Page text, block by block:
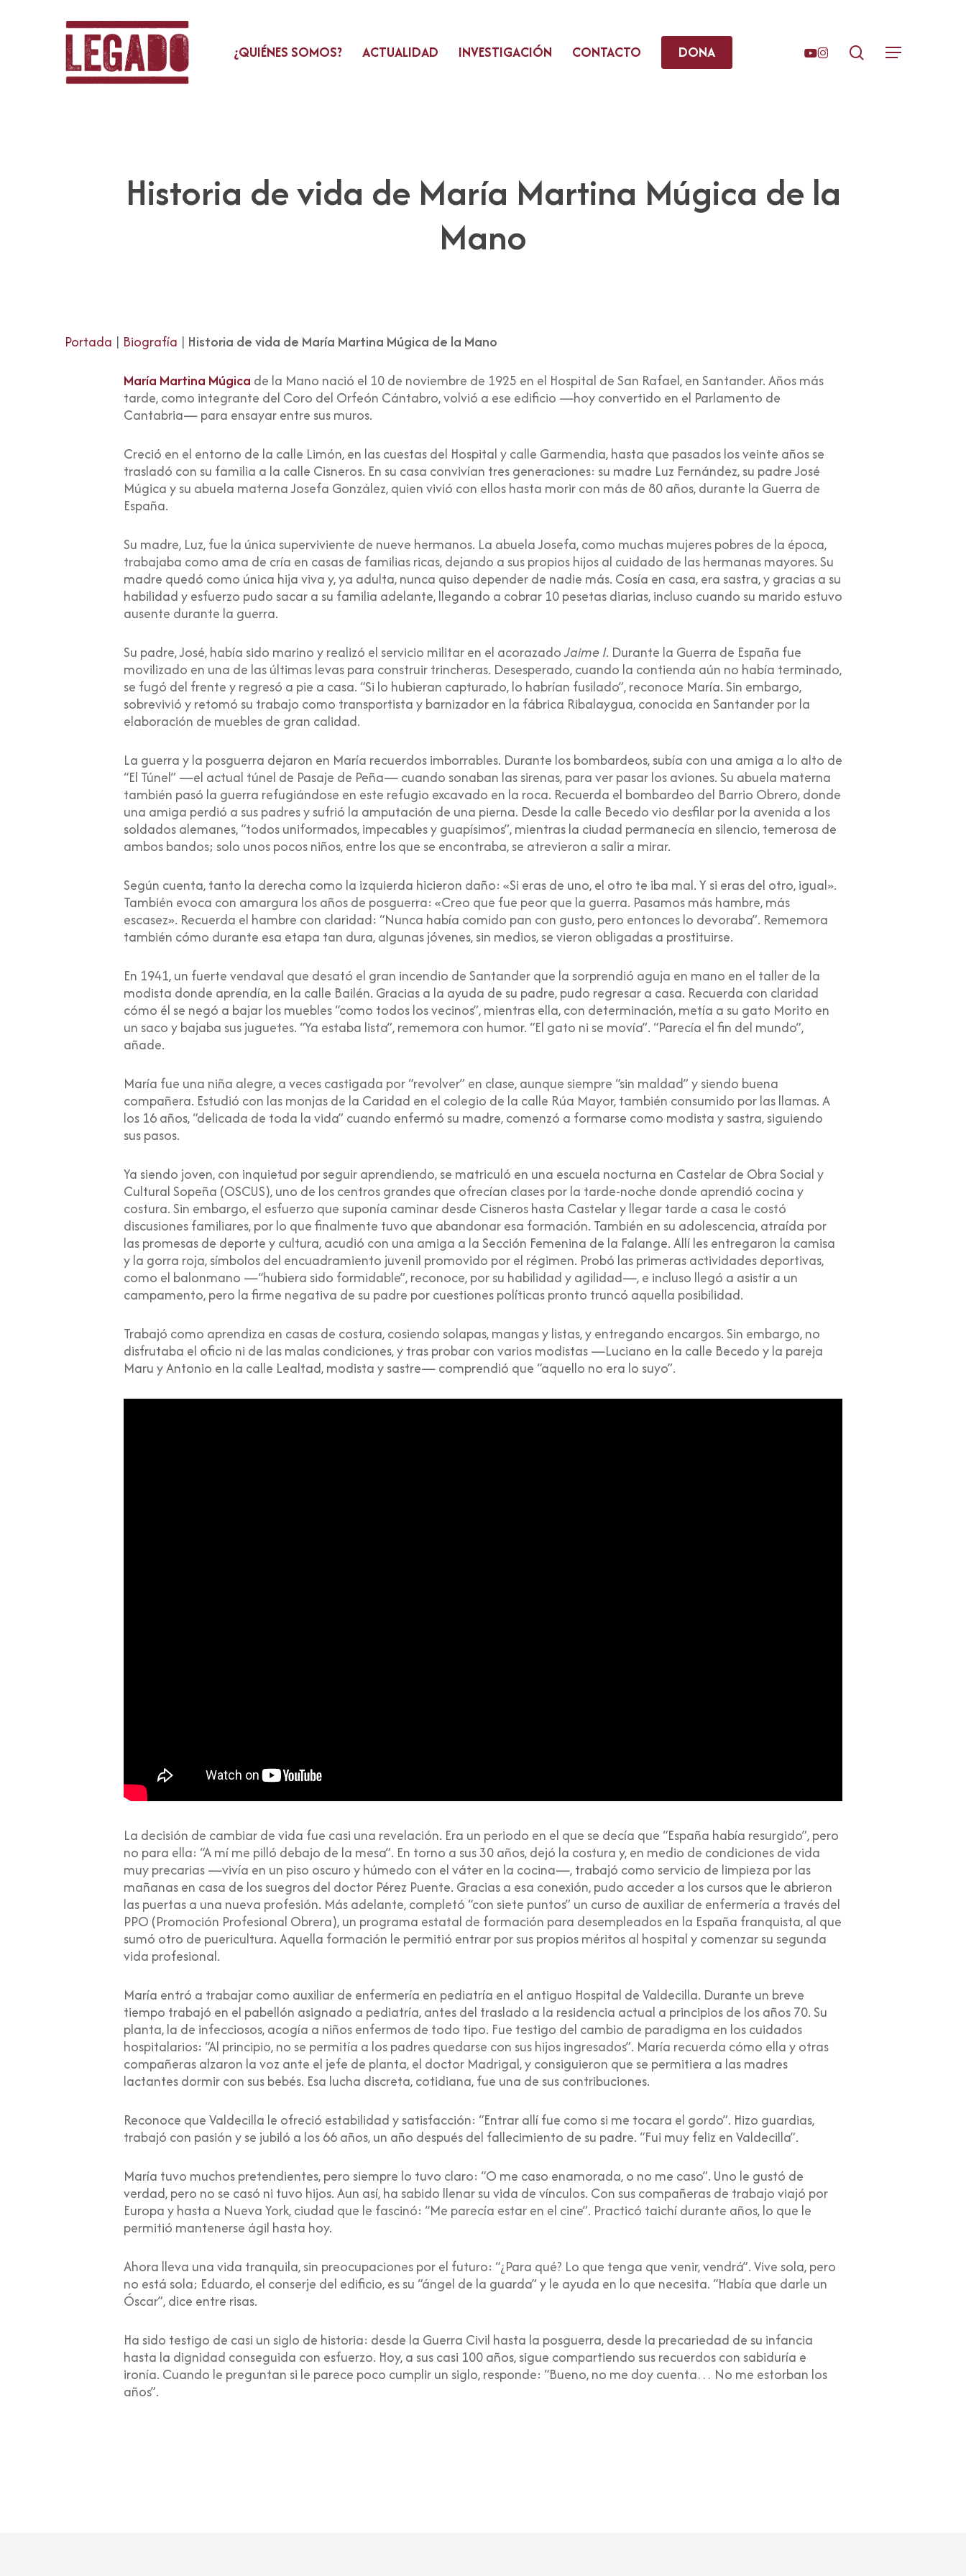
¿QUIÉNES SOMOS? ACTUALIDAD INVESTIGACIÓN CONTACTO DONA YOUTUBE
INSTAGRAMsearch
Menu
Historia de vida de María Martina Múgica de la
Mano
Portada | Biografía | Historia de vida de María Martina Múgica de la Mano
María Martina Múgica de la Mano nació el 10 de noviembre de 1925 en el Hospital de San Rafael, en Santander. Años más
tarde, como integrante del Coro del Orfeón Cántabro, volvió a ese edificio —hoy convertido en el Parlamento de
Cantabria— para ensayar entre sus muros.
Creció en el entorno de la calle Limón, en las cuestas del Hospital y calle Garmendia, hasta que pasados los veinte años se
trasladó con su familia a la calle Cisneros. En su casa convivían tres generaciones: su madre Luz Fernández, su padre José
Múgica y su abuela materna Josefa González, quien vivió con ellos hasta morir con más de 80 años, durante la Guerra de
España.
Su madre, Luz, fue la única superviviente de nueve hermanos. La abuela Josefa, como muchas mujeres pobres de la época,
trabajaba como ama de cría en casas de familias ricas, dejando a sus propios hijos al cuidado de las hermanas mayores. Su
madre quedó como única hija viva y, ya adulta, nunca quiso depender de nadie más. Cosía en casa, era sastra, y gracias a su
habilidad y esfuerzo pudo sacar a su familia adelante, llegando a cobrar 10 pesetas diarias, incluso cuando su marido estuvo
ausente durante la guerra.
Su padre, José, había sido marino y realizó el servicio militar en el acorazadoJaime I. Durante la Guerra de España fue
movilizado en una de las últimas levas para construir trincheras. Desesperado, cuando la contienda aún no había terminado,
se fugó del frente y regresó a pie a casa. “Si lo hubieran capturado, lo habrían fusilado”, reconoce María. Sin embargo,
sobrevivió y retomó su trabajo como transportista y barnizador en la fábrica Ribalaygua, conocida en Santander por la
elaboración de muebles de gran calidad.
La guerra y la posguerra dejaron en María recuerdos imborrables. Durante los bombardeos, subía con una amiga a lo alto de
“El Túnel” —el actual túnel de Pasaje de Peña— cuando sonaban las sirenas, para ver pasar los aviones. Su abuela materna
también pasó la guerra refugiándose en este refugio excavado en la roca. Recuerda el bombardeo del Barrio Obrero, donde
una amiga perdió a sus padres y sufrió la amputación de una pierna. Desde la calle Becedo vio desfilar por la avenida a los
soldados alemanes, “todos uniformados, impecables y guapísimos”, mientras la ciudad permanecía en silencio, temerosa de
ambos bandos; solo unos pocos niños, entre los que se encontraba, se atrevieron a salir a mirar.
Según cuenta, tanto la derecha como la izquierda hicieron daño: «Si eras de uno, el otro te iba mal. Y si eras del otro, igual».
También evoca con amargura los años de posguerra: «Creo que fue peor que la guerra. Pasamos más hambre, más
escasez». Recuerda el hambre con claridad: “Nunca había comido pan con gusto, pero entonces lo devoraba”. Rememora
también cómo durante esa etapa tan dura, algunas jóvenes, sin medios, se vieron obligadas a prostituirse.
En 1941, un fuerte vendaval que desató el gran incendio de Santander que la sorprendió aguja en mano en el taller de la
modista donde aprendía, en la calle Bailén. Gracias a la ayuda de su padre, pudo regresar a casa. Recuerda con claridad
cómo él se negó a bajar los muebles “como todos los vecinos”, mientras ella, con determinación, metía a su gato Morito en
un saco y bajaba sus juguetes. “Ya estaba lista”, rememora con humor. “El gato ni se movía”. “Parecía el fin del mundo”,
añade.
María fue una niña alegre, a veces castigada por “revolver” en clase, aunque siempre “sin maldad” y siendo buena
compañera. Estudió con las monjas de la Caridad en el colegio de la calle Rúa Mayor, también consumido por las llamas. A
los 16 años, “delicada de toda la vida” cuando enfermó su madre, comenzó a formarse como modista y sastra, siguiendo
sus pasos.
Ya siendo joven, con inquietud por seguir aprendiendo, se matriculó en una escuela nocturna en Castelar de Obra Social y
Cultural Sopeña (OSCUS), uno de los centros grandes que ofrecían clases por la tarde-noche donde aprendió cocina y
costura. Sin embargo, el esfuerzo que suponía caminar desde Cisneros hasta Castelar y llegar tarde a casa le costó
discusiones familiares, por lo que finalmente tuvo que abandonar esa formación. También en su adolescencia, atraída por
las promesas de deporte y cultura, acudió con una amiga a la Sección Femenina de la Falange. Allí les entregaron la camisa
y la gorra roja, símbolos del encuadramiento juvenil promovido por el régimen. Probó las primeras actividades deportivas,
como el balonmano —“hubiera sido formidable”, reconoce, por su habilidad y agilidad—, e incluso llegó a asistir a un
campamento, pero la firme negativa de su padre por cuestiones políticas pronto truncó aquella posibilidad.
Trabajó como aprendiza en casas de costura, cosiendo solapas, mangas y listas, y entregando encargos. Sin embargo, no
disfrutaba el oficio ni de las malas condiciones, y tras probar con varios modistas —Luciano en la calle Becedo y la pareja
Maru y Antonio en la calle Lealtad, modista y sastre— comprendió que “aquello no era lo suyo”.
La decisión de cambiar de vida fue casi una revelación. Era un periodo en el que se decía que “España había resurgido”, pero
no para ella: “A mí me pilló debajo de la mesa”. En torno a sus 30 años, dejó la costura y, en medio de condiciones de vida
muy precarias —vivía en un piso oscuro y húmedo con el váter en la cocina—, trabajó como servicio de limpieza por las
mañanas en casa de los suegros del doctor Pérez Puente. Gracias a esa conexión, pudo acceder a los cursos que le abrieron
las puertas a una nueva profesión. Más adelante, completó “con siete puntos” un curso de auxiliar de enfermería a través del
PPO (Promoción Profesional Obrera), un programa estatal de formación para desempleados en la España franquista, al que
sumó otro de puericultura. Aquella formación le permitió entrar por sus propios méritos al hospital y comenzar su segunda
vida profesional.
María entró a trabajar como auxiliar de enfermería en pediatría en el antiguo Hospital de Valdecilla. Durante un breve
tiempo trabajó en el pabellón asignado a pediatría, antes del traslado a la residencia actual a principios de los años 70. Su
planta, la de infecciosos, acogía a niños enfermos de todo tipo. Fue testigo del cambio de paradigma en los cuidados
hospitalarios: “Al principio, no se permitía a los padres quedarse con sus hijos ingresados”. María recuerda cómo ella y otras
compañeras alzaron la voz ante el jefe de planta, el doctor Madrigal, y consiguieron que se permitiera a las madres
lactantes dormir con sus bebés. Esa lucha discreta, cotidiana, fue una de sus contribuciones.
Reconoce que Valdecilla le ofreció estabilidad y satisfacción: “Entrar allí fue como si me tocara el gordo”. Hizo guardias,
trabajó con pasión y se jubiló a los 66 años, un año después del fallecimiento de su padre. “Fui muy feliz en Valdecilla”.
María tuvo muchos pretendientes, pero siempre lo tuvo claro: “O me caso enamorada, o no me caso”. Uno le gustó de
verdad, pero no se casó ni tuvo hijos. Aun así, ha sabido llenar su vida de vínculos. Con sus compañeras de trabajo viajó por
Europa y hasta a Nueva York, ciudad que le fascinó: “Me parecía estar en el cine”. Practicó taichí durante años, lo que le
permitió mantenerse ágil hasta hoy.
Ahora lleva una vida tranquila, sin preocupaciones por el futuro: “¿Para qué? Lo que tenga que venir, vendrá”. Vive sola, pero
no está sola; Eduardo, el conserje del edificio, es su “ángel de la guarda” y le ayuda en lo que necesita. “Había que darle un
Óscar”, dice entre risas.
Ha sido testigo de casi un siglo de historia: desde la Guerra Civil hasta la posguerra, desde la precariedad de su infancia
hasta la dignidad conseguida con esfuerzo. Hoy, a sus casi 100 años, sigue compartiendo sus recuerdos con sabiduría e
ironía. Cuando le preguntan si le parece poco cumplir un siglo, responde: “Bueno, no me doy cuenta… No me estorban los
años”.